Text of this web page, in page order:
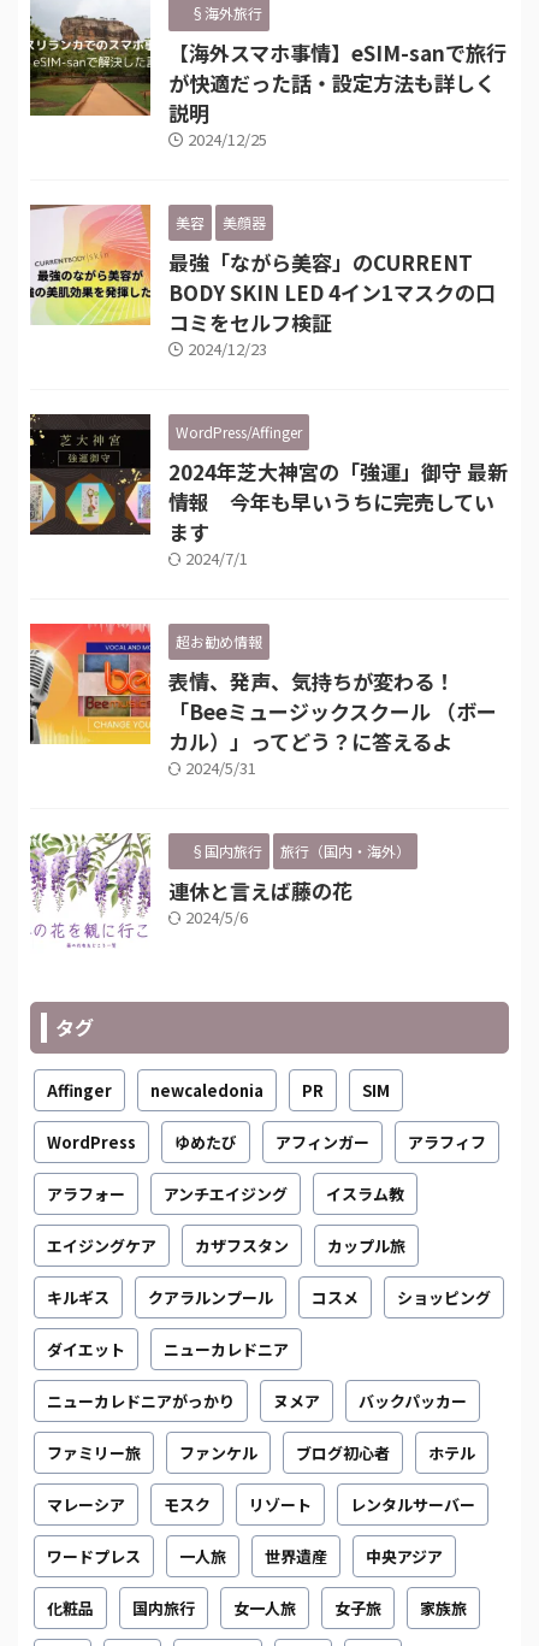
§海外旅行
【海外スマホ事情】eSIM-sanで旅行
が快適だった話・設定方法も詳しく
説明
2024/12/25
美容 美顔器
最強「ながら美容」のCURRENT
BODY SKIN LED 4イン1マスクの口
コミをセルフ検証
2024/12/23
WordPress/Affinger
2024年芝大神宮の「強運」御守 最新
情報 今年も早いうちに完売してい
ます
2024/7/1
超お勧め情報
表情、発声、気持ちが変わる！
「Beeミュージックスクール （ボー
カル）」ってどう？に答えるよ
2024/5/31
§国内旅行 旅行（国内・海外）
連休と言えば藤の花
2024/5/6
タグ
Affinger newcaledonia PR SIM
WordPress ゆめたび アフィンガー アラフィフ
アラフォー アンチエイジング イスラム教
エイジングケア カザフスタン カップル旅
キルギス クアラルンプール コスメ ショッピング
ダイエット ニューカレドニア
ニューカレドニアがっかり ヌメア バックパッカー
ファミリー旅 ファンケル ブログ初心者 ホテル
マレーシア モスク リゾート レンタルサーバー
ワードプレス 一人旅 世界遺産 中央アジア
化粧品 国内旅行 女一人旅 女子旅 家族旅